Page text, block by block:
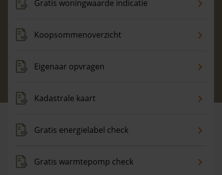
Gratis woningwaarde indicatie
Koopsommenoverzicht
Eigenaar opvragen
Kadastrale kaart
Gratis energielabel check
Gratis warmtepomp check